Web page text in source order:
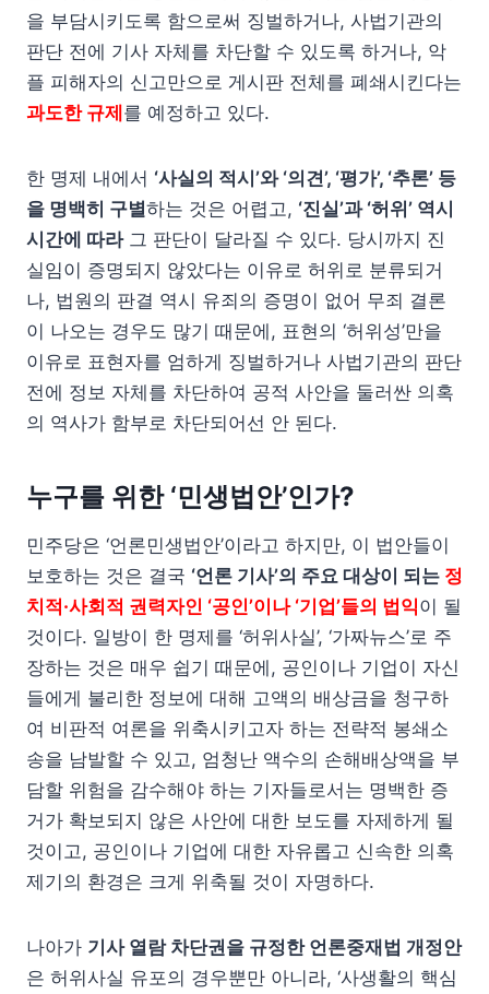
을 부담시키도록 함으로써 징벌하거나, 사법기관의
판단 전에 기사 자체를 차단할 수 있도록 하거나, 악
플 피해자의 신고만으로 게시판 전체를 폐쇄시킨다는
과도한 규제를 예정하고 있다.
한 명제 내에서 ‘사실의 적시’와 ‘의견’, ‘평가’, ‘추론’ 등
을 명백히 구별하는 것은 어렵고, ‘진실’과 ‘허위’ 역시
시간에 따라그 판단이 달라질 수 있다. 당시까지 진
실임이 증명되지 않았다는 이유로 허위로 분류되거
나, 법원의 판결 역시 유죄의 증명이 없어 무죄 결론
이 나오는 경우도 많기 때문에, 표현의 ‘허위성’만을
이유로 표현자를 엄하게 징벌하거나 사법기관의 판단
전에 정보 자체를 차단하여 공적 사안을 둘러싼 의혹
의 역사가 함부로 차단되어선 안 된다.
누구를 위한 ‘민생법안’인가?
민주당은 ‘언론민생법안’이라고 하지만, 이 법안들이
보호하는 것은 결국 ‘언론 기사’의 주요 대상이 되는 정
치적·사회적 권력자인 ‘공인’이나 ‘기업’들의 법익이 될
것이다. 일방이 한 명제를 ‘허위사실’, ‘가짜뉴스’로 주
장하는 것은 매우 쉽기 때문에, 공인이나 기업이 자신
들에게 불리한 정보에 대해 고액의 배상금을 청구하
여 비판적 여론을 위축시키고자 하는 전략적 봉쇄소
송을 남발할 수 있고, 엄청난 액수의 손해배상액을 부
담할 위험을 감수해야 하는 기자들로서는 명백한 증
거가 확보되지 않은 사안에 대한 보도를 자제하게 될
것이고, 공인이나 기업에 대한 자유롭고 신속한 의혹
제기의 환경은 크게 위축될 것이 자명하다.
나아가 기사 열람 차단권을 규정한 언론중재법 개정안
은 허위사실 유포의 경우뿐만 아니라, ‘사생활의 핵심